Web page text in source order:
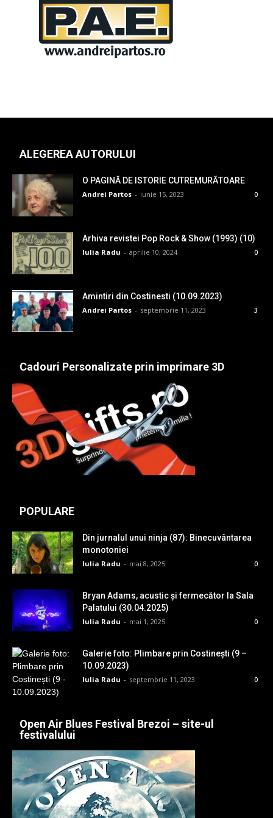
ALEGEREA AUTORULUI
O PAGINĂ DE ISTORIE CUTREMURĂTOARE
Andrei Partos - iunie 15, 2023 0
Arhiva revistei Pop Rock & Show (1993) (10)
Iulia Radu - aprilie 10, 2024 0
Amintiri din Costinesti (10.09.2023)
Andrei Partos - septembrie 11, 2023 3
Cadouri Personalizate prin imprimare 3D
POPULARE
Din jurnalul unui ninja (87): Binecuvântarea
monotoniei
Iulia Radu - mai 8, 2025 0
Bryan Adams, acustic și fermecător la Sala
Palatului (30.04.2025)
Iulia Radu - mai 1, 2025 0
Galerie foto: Plimbare prin Costinești (9 –
10.09.2023)
Iulia Radu - septembrie 11, 2023 0
Open Air Blues Festival Brezoi – site-ul
festivalului